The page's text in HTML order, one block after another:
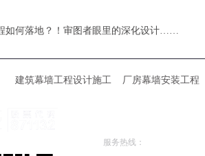
如何落地？！审图者眼里的深化设计……
建筑幕墙工程设计施工 厂房幕墙安装工程
服务热线：